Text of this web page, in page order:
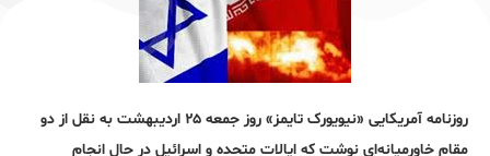
روزنامه آمریکایی «نیویورک تایمز» روز جمعه ۲۵ اردیبهشت به نقل از دو
مقام خاورمیانه‌ای نوشت که ایالات متحده و اسرائیل در حال انجام